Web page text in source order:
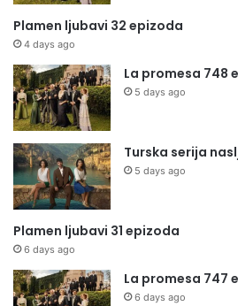
Plamen ljubavi 32 epizoda
4 days ago
La promesa 748
5 days ago
Turska serija
5 days ago
Plamen ljubavi 31 epizoda
6 days ago
La promesa 747
6 days ago